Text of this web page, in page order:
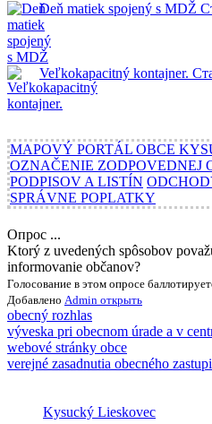
Deň matiek spojený s MDŽ
Veľkokapacitný kontajner.
MAPOVÝ PORTÁL OBCE
OZNAČENIE ZODPOVEDNEJ
PODPISOV A LISTÍN
SPRÁVNE POPLATKY
Опрос ...
Ktorý z uvedených spôsobov
informovanie občanov?
Голосование в этом опросе
Добавлено Admin открыть
obecný rozhlas
výveska pri obecnom úrade a v
webové stránky obce
verejné zasadnutia obecného
Kysucký Lieskovec